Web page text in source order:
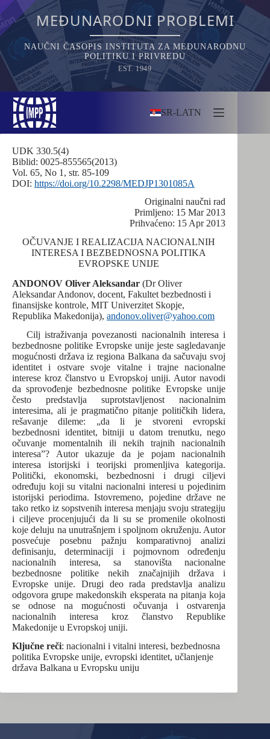
Skip
to
content
MEĐUNARODNI PROBLEMI
NAUČNI ČASOPIS INSTITUTA ZA MEĐUNARODNU
POLITIKU I PRIVREDU
EST. 1949
SR-LATN
UDK 330.5(4)
Biblid: 0025-855565(2013)
Vol. 65, No 1, str. 85-109
DOI: https://doi.org/10.2298/MEDJP1301085A
Originalni naučni rad
Primljeno: 15 Mar 2013
Prihvaćeno: 15 Apr 2013
OČUVANJE I REALIZACIJA NACIONALNIH
INTERESA I BEZBEDNOSNA POLITIKA
EVROPSKE UNIJE
ANDONOV Oliver Aleksandar (Dr Oliver
Aleksandar Andonov, docent, Fakultet bezbednosti i
finansijske kontrole, MIT Univerzitet Skopje,
Republika Makedonija), andonov.oliver@yahoo.com
Cilj istraživanja povezanosti nacionalnih interesa i
bezbednosne politike Evropske unije jeste sagledavanje
mogućnosti država iz regiona Balkana da sačuvaju svoj
identitet i ostvare svoje vitalne i trajne nacionalne
interese kroz članstvo u Evropskoj uniji. Autor navodi
da sprovođenje bezbednosne politike Evropske unije
često predstavlja suprotstavljenost nacionalnim
interesima, ali je pragmatično pitanje političkih lidera,
rešavanje dileme: „da li je stvoreni evropski
bezbednosni identitet, bitniji u datom trenutku, nego
očuvanje momentalnih ili nekih trajnih nacionalnih
interesa”? Autor ukazuje da je pojam nacionalnih
interesa istorijski i teorijski promenljiva kategorija.
Politički, ekonomski, bezbednosni i drugi ciljevi
određuju koji su vitalni nacionalni interesi u pojedinim
istorijski periodima. Istovremeno, pojedine države ne
tako retko iz sopstvenih interesa menjaju svoju strategiju
i ciljeve procenjujući da li su se promenile okolnosti
koje deluju na unutrašnjem i spoljnom okruženju. Autor
posvećuje posebnu pažnju komparativnoj analizi
definisanju, determinaciji i pojmovnom određenju
nacionalnih interesa, sa stanovišta nacionalne
bezbednosne politike nekih značajnijih država i
Evropske unije. Drugi deo rada predstavlja analizu
odgovora grupe makedonskih eksperata na pitanja koja
se odnose na mogućnosti očuvanja i ostvarenja
nacionalnih interesa kroz članstvo Republike
Makedonije u Evropskoj uniji.
Ključne reči: nacionalni i vitalni interesi, bezbednosna
politika Evropske unije, evropski identitet, učlanjenje
država Balkana u Evropsku uniju